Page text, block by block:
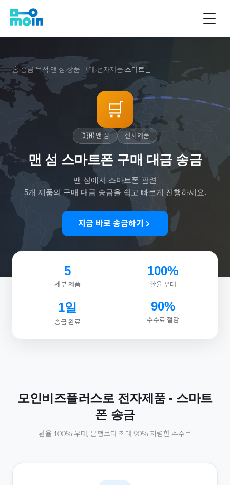
홈›송금 목적 ›맨 섬 ›상품 구매 ›전자제품›스마트폰
🛒
🇮🇲 맨 섬 전자제품
맨 섬 스마트폰 구매 대금 송금
맨 섬에서 스마트폰 관련
5개 제품의 구매 대금 송금을 쉽고 빠르게 진행하세요.
지금 바로 송금하기
5
세부 제품
100%
환율 우대
1일
송금 완료
90%
수수료 절감
모인비즈플러스로 전자제품- 스마트
폰송금
환율 100% 우대, 은행보다 최대 90% 저렴한 수수료